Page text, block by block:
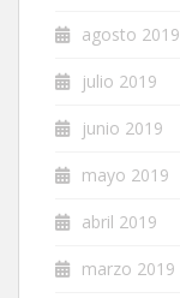
agosto 2019
julio 2019
junio 2019
mayo 2019
abril 2019
marzo 2019